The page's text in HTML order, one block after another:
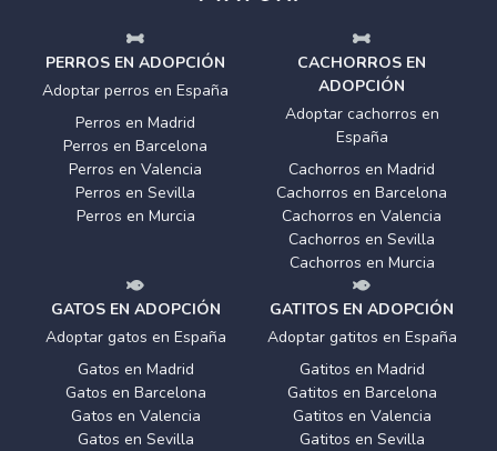
PERROS EN ADOPCIÓN
Adoptar perros en España
Perros en Madrid
Perros en Barcelona
Perros en Valencia
Perros en Sevilla
Perros en Murcia
CACHORROS EN
ADOPCIÓN
Adoptar cachorros en
España
Cachorros en Madrid
Cachorros en Barcelona
Cachorros en Valencia
Cachorros en Sevilla
Cachorros en Murcia
GATOS EN ADOPCIÓN
Adoptar gatos en España
Gatos en Madrid
Gatos en Barcelona
Gatos en Valencia
Gatos en Sevilla
GATITOS EN ADOPCIÓN
Adoptar gatitos en España
Gatitos en Madrid
Gatitos en Barcelona
Gatitos en Valencia
Gatitos en Sevilla